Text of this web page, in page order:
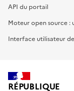
API du portail
Moteur open source :
Interface utilisateur
RÉPUBLIQUE